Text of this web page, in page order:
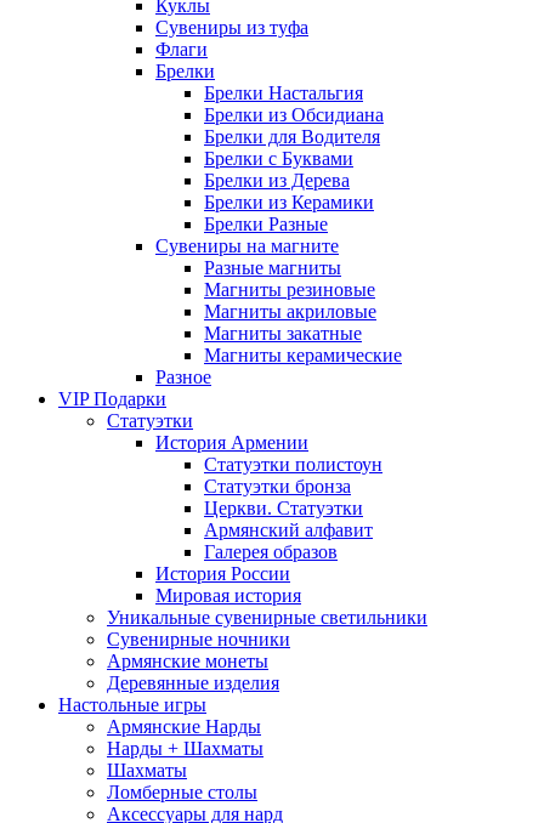
Куклы
Сувениры из туфа
Флаги
Брелки
Брелки Настальгия
Брелки из Обсидиана
Брелки для Водителя
Брелки с Буквами
Брелки из Дерева
Брелки из Керамики
Брелки Разные
Сувениры на магните
Разные магниты
Магниты резиновые
Магниты акриловые
Магниты закатные
Магниты керамические
Разное
VIP Подарки
Статуэтки
История Армении
Статуэтки полистоун
Статуэтки бронза
Церкви. Статуэтки
Армянский алфавит
Галерея образов
История России
Мировая история
Уникальные сувенирные светильники
Сувенирные ночники
Армянские монеты
Деревянные изделия
Настольные игры
Армянские Нарды
Нарды + Шахматы
Шахматы
Ломберные столы
Аксессуары для нард